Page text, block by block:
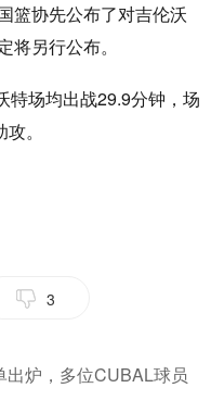
篮协先公布了对吉伦沃
另行公布。
特场均出战29.9分钟，场
。
3
炉，多位CUBAL球员